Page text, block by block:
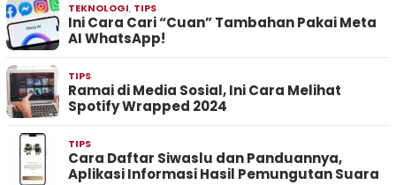
TEKNOLOGI, TIPS
Ini Cara Cari “Cuan” Tambahan Pakai Meta
AI WhatsApp!
TIPS
Ramai di Media Sosial, Ini Cara Melihat
Spotify Wrapped 2024
TIPS
Cara Daftar Siwaslu dan Panduannya,
Aplikasi Informasi Hasil Pemungutan Suara